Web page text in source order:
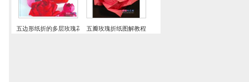
五边形纸折的多层玫瑰花折纸教程图解
五瓣玫瑰折纸图解教程